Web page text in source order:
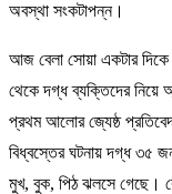
অবস্থা সংকটাপন্ন।
আজ বেলা সোয়া একটার দিকে
থেকে দগ্ধ ব্যক্তিদের নিয়ে
প্রথম আলোর জ্যেষ্ঠ
বিধ্বস্তের ঘটনায় দগ্ধ ৩৫
মুখ, বুক, পিঠ ঝলসে গেছে।